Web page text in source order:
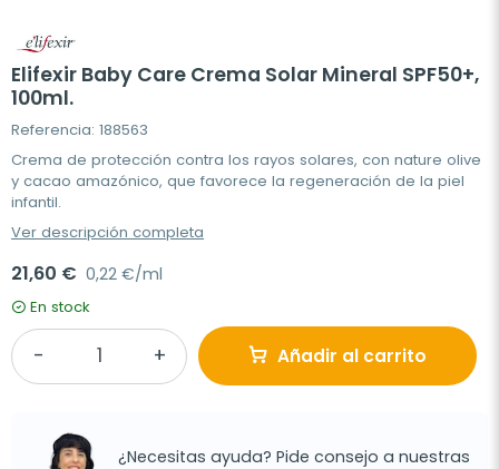
Elifexir Baby Care Crema Solar Mineral SPF50+,
100ml.
Referencia: 188563
Crema de protección contra los rayos solares, con nature olive
y cacao amazónico, que favorece la regeneración de la piel
infantil.
Ver descripción completa
21,60 € 0,22 €/ml
En stock
Añadir al carrito
¿Necesitas ayuda? Pide consejo a nuestras